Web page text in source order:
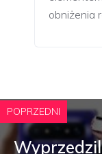
obniżenia
POPRZEDNI